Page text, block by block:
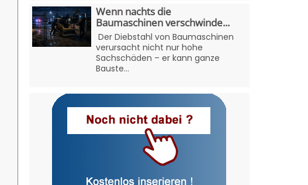
Wenn nachts die
Baumaschinen verschwinde...
Der Diebstahl von Baumaschinen
verursacht nicht nur hohe
Sachschäden – er kann ganze
Bauste...